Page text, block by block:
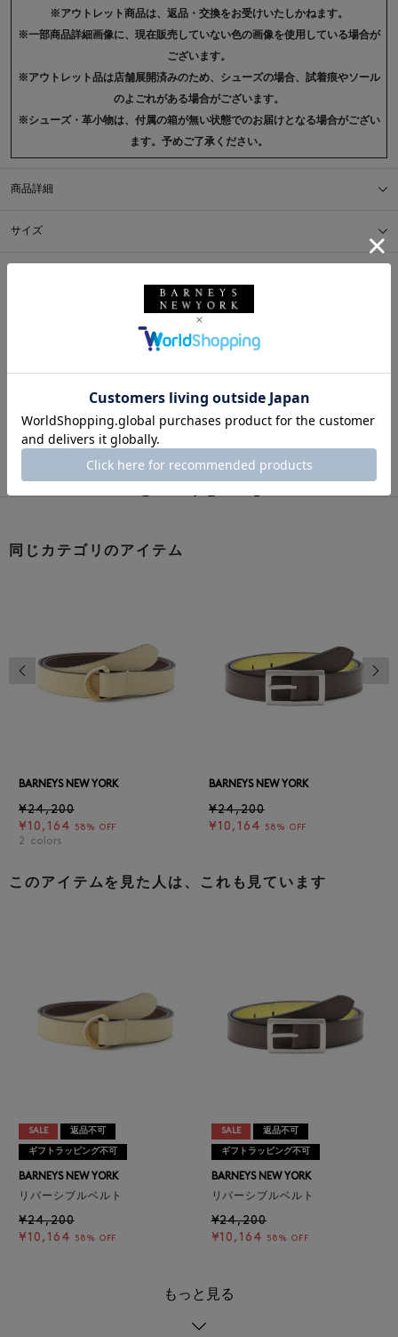
※アウトレット商品は、返品・交換をお受けいたしかねます。
※一部商品詳細画像に、現在販売していない色の画像を使用している場合が
ございます。
※アウトレット品は店舗展開済みのため、シューズの場合、試着痕やソール
のよごれがある場合がございます。
※シューズ・革小物は、付属の箱が無い状態でのお届けとなる場合がござい
ます。予めご了承ください。
商品詳細
サイズ
返品・交換について
このアイテムをシェアする
同じカテゴリのアイテム
BARNEYS NEW YORK
¥24,200
¥10,164
58% OFF
2 colors
BARNEYS NEW YORK
¥24,200
¥10,164
58% OFF
前の画像
このアイテムを見た人は、これも見ています
SALE 返品不可
ギフトラッピング不可
BARNEYS NEW YORK
リバーシブルベルト
¥24,200
¥10,164
58% OFF
SALE 返品不可
ギフトラッピング不可
BARNEYS NEW YORK
リバーシブルベルト
¥24,200
¥10,164
58% OFF
もっと見る